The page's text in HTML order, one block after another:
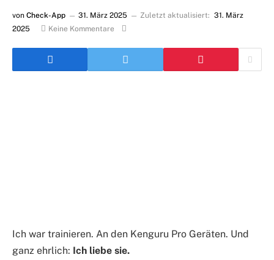
von Check-App 31. März 2025 Zuletzt aktualisiert: 31. März
2025
Keine Kommentare
Ich war trainieren. An den Kenguru Pro Geräten. Und
ganz ehrlich: Ich liebe sie.